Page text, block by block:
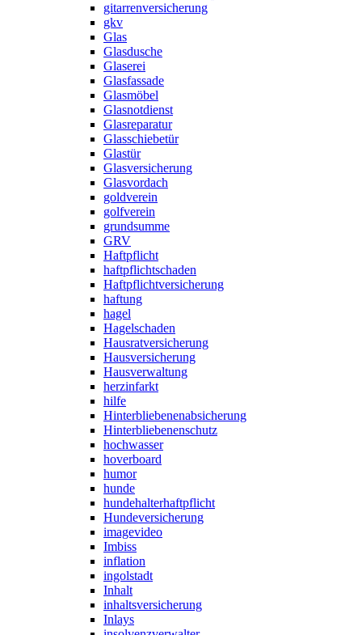
gitarrenversicherung
gkv
Glas
Glasdusche
Glaserei
Glasfassade
Glasmöbel
Glasnotdienst
Glasreparatur
Glasschiebetür
Glastür
Glasversicherung
Glasvordach
goldverein
golfverein
grundsumme
GRV
Haftpflicht
haftpflichtschaden
Haftpflichtversicherung
haftung
hagel
Hagelschaden
Hausratversicherung
Hausversicherung
Hausverwaltung
herzinfarkt
hilfe
Hinterbliebenenabsicherung
Hinterbliebenenschutz
hochwasser
hoverboard
humor
hunde
hundehalterhaftpflicht
Hundeversicherung
imagevideo
Imbiss
inflation
ingolstadt
Inhalt
inhaltsversicherung
Inlays